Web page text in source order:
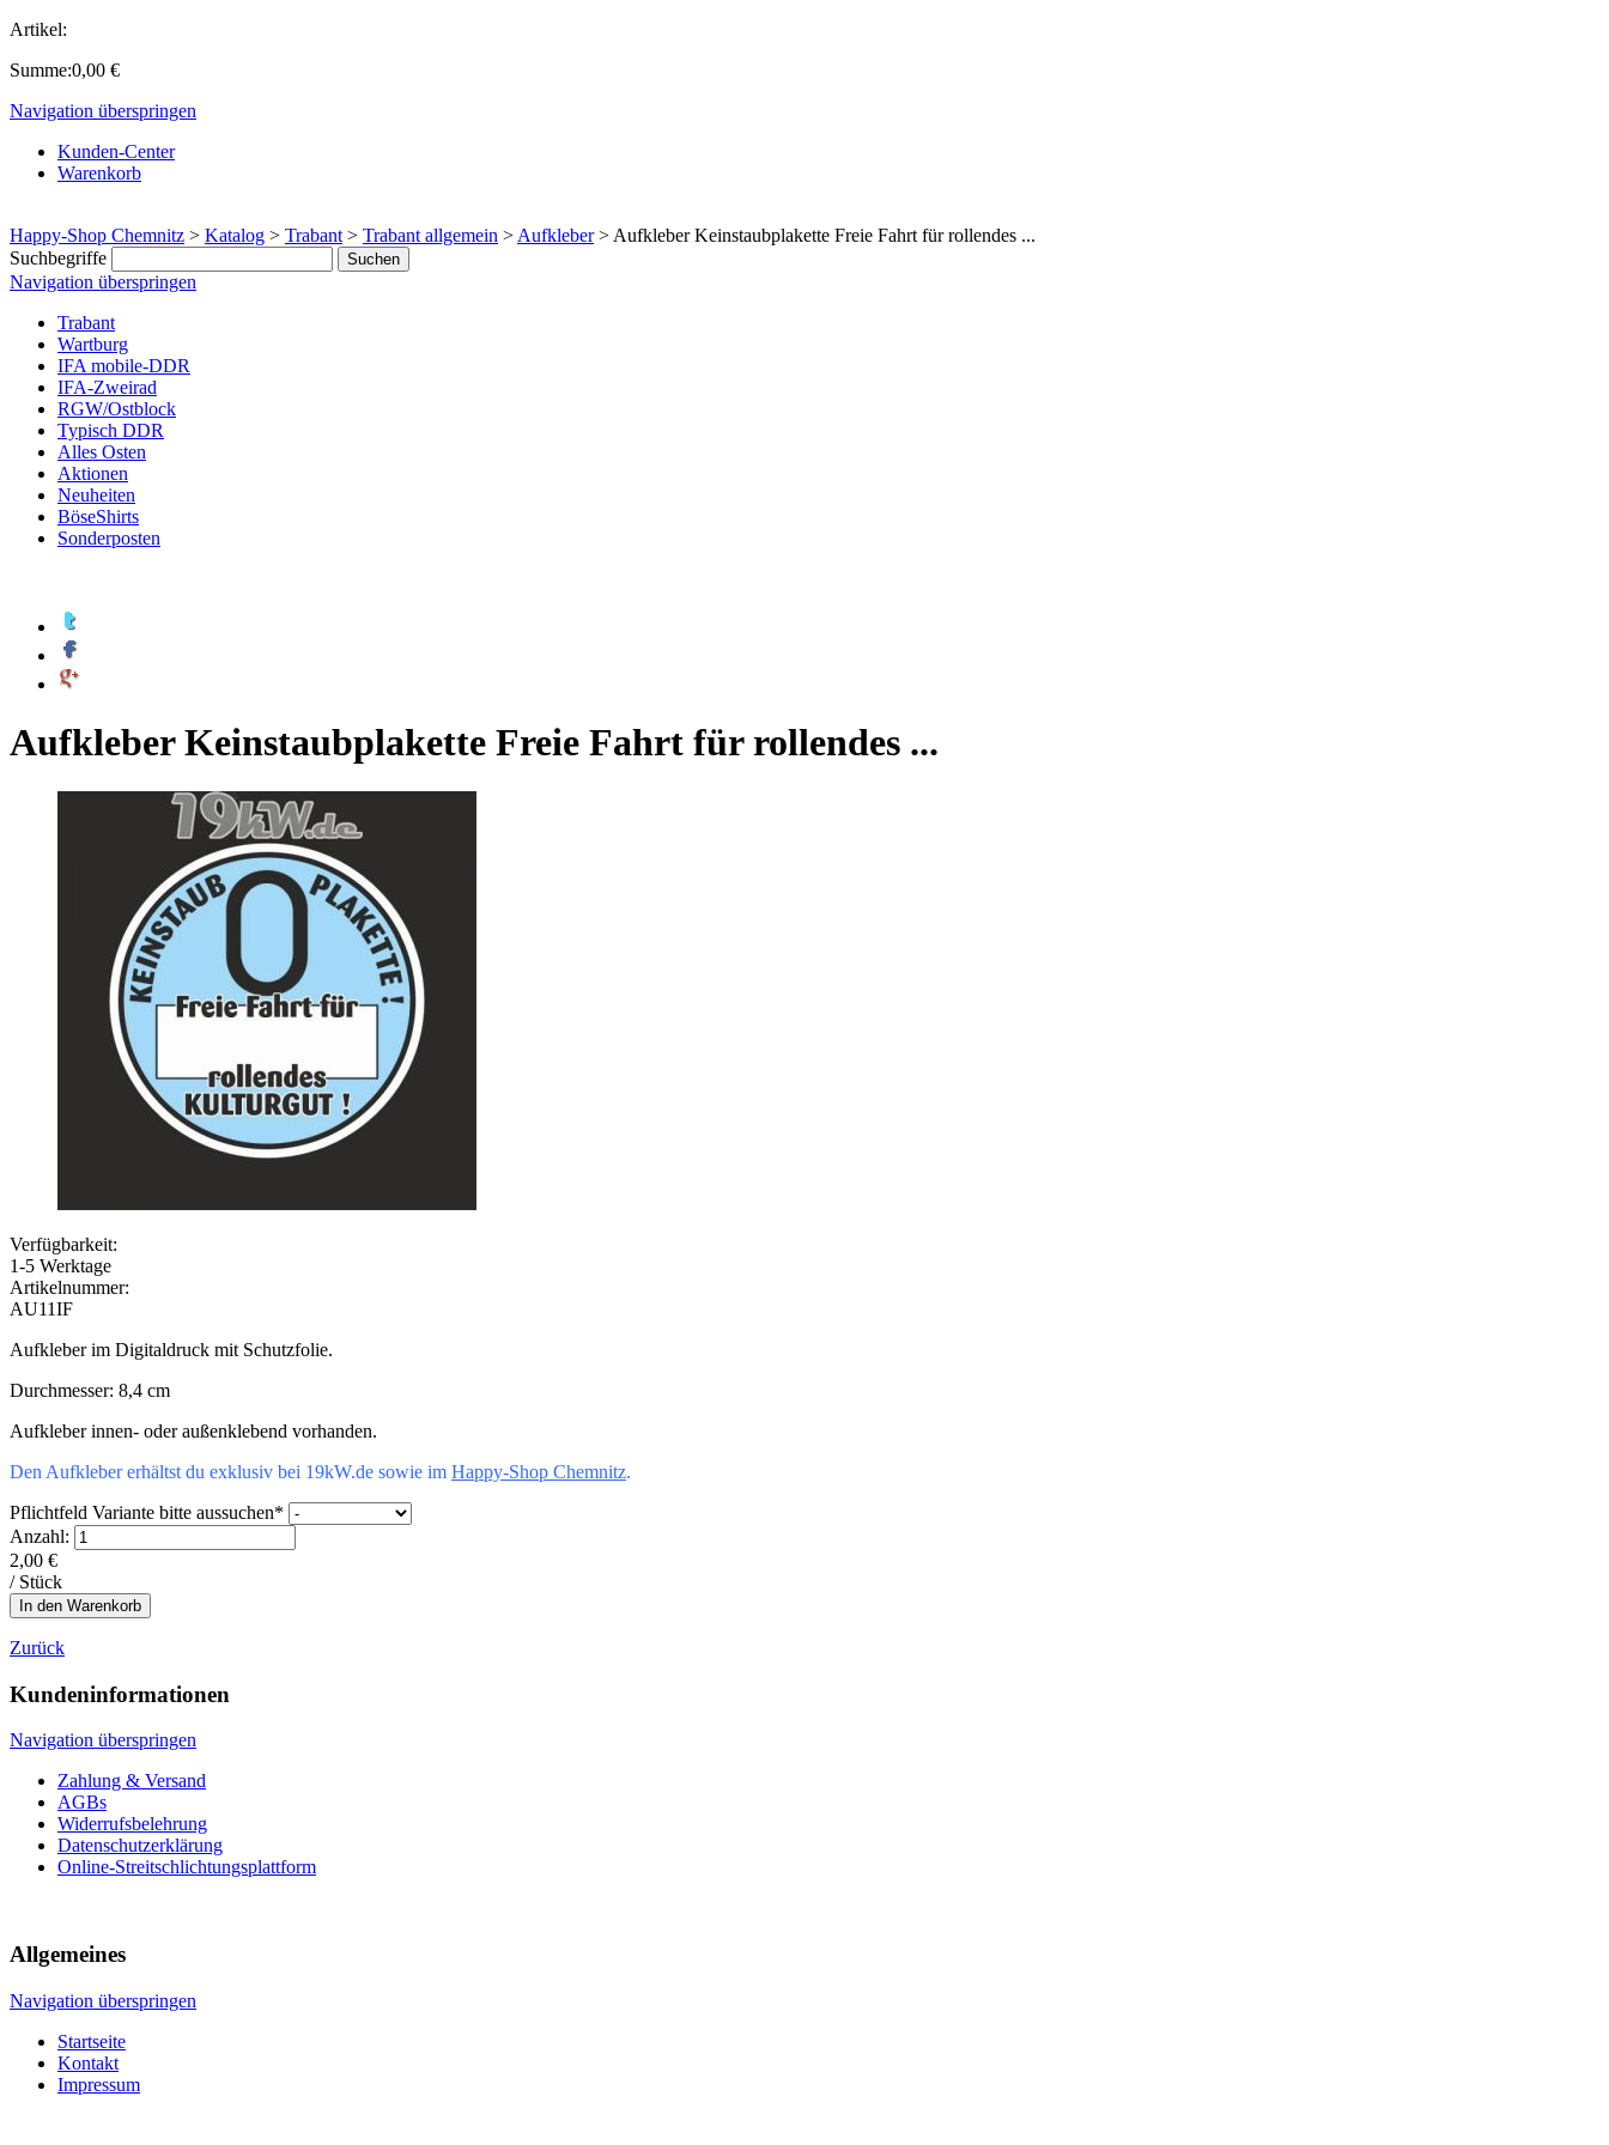
Artikel:
Summe:0,00 €
Navigation überspringen
Kunden-Center
Warenkorb
Happy-Shop Chemnitz > Katalog > Trabant > Trabant allgemein > Aufkleber> Aufkleber Keinstaubplakette Freie Fahrt für rollendes ...
Suchbegriffe
Navigation überspringen
Trabant
Wartburg
IFA mobile-DDR
IFA-Zweirad
RGW/Ostblock
Typisch DDR
Alles Osten
Aktionen
Neuheiten
BöseShirts
Sonderposten
Aufkleber Keinstaubplakette Freie Fahrt für rollendes ...
Verfügbarkeit:
1-5 Werktage
Artikelnummer:
AU11IF
Aufkleber im Digitaldruck mit Schutzfolie.
Durchmesser: 8,4 cm
Aufkleber innen- oder außenklebend vorhanden.
Den Aufkleber erhältst du exklusiv bei 19kW.de sowie im Happy-Shop Chemnitz.
Pflichtfeld Variante bitte aussuchen*
Anzahl:
2,00 €
/ Stück
Zurück
Kundeninformationen
Navigation überspringen
Zahlung & Versand
AGBs
Widerrufsbelehrung
Datenschutzerklärung
Online-Streitschlichtungsplattform
Allgemeines
Navigation überspringen
Startseite
Kontakt
Impressum